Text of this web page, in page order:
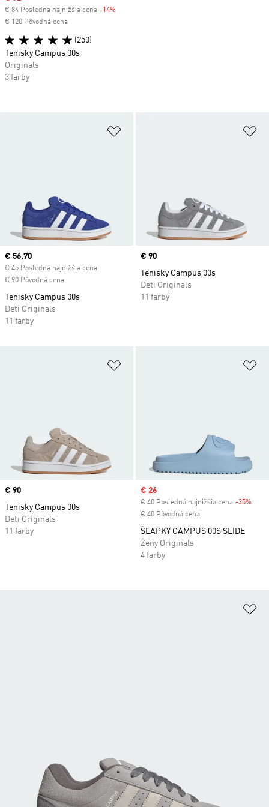
Pridať do zoznamu želaných
Current price
€ 56,70
€ 45 Posledná najnižšia cena
€ 90 Pôvodná cena
Tenisky Campus 00s
Deti Originals
11 farby
Price
€ 90
Tenisky Campus 00s
Deti Originals
11 farby
Pridať do zoznamu želaných
Price
€ 90
Tenisky Campus 00s
Deti Originals
11 farby
Sale price
€ 26
€ 40 Posledná najnižšia cena -35%
€ 40 Pôvodná cena
ŠĽAPKY CAMPUS 00S SLIDE
Ženy Originals
4 farby
€ 84 Posledná najnižšia cena -14%
€ 120 Pôvodná cena
(250)
Tenisky Campus 00s
Originals
3 farby